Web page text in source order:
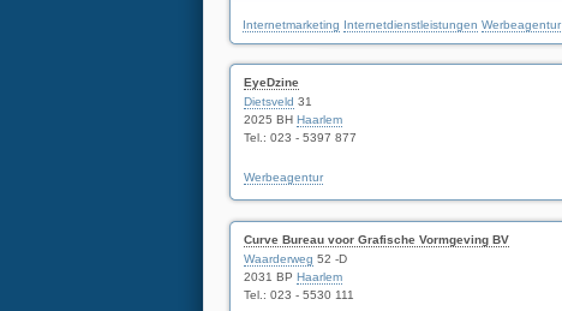
Internetmarketing Internetdienstleistungen Werbeagentur
EyeDzine
Dietsveld 31
2025 BH Haarlem
Tel.: 023 - 5397 877
Werbeagentur
Curve Bureau voor Grafische Vormgeving BV
Waarderweg 52 -D
2031 BP Haarlem
Tel.: 023 - 5530 111